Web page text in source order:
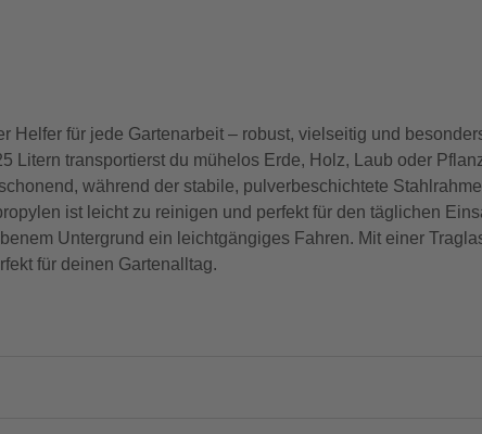
Helfer für jede Gartenarbeit – robust, vielseitig und
Litern transportierst du mühelos Erde, Holz, Laub oder
während der stabile, pulverbeschichtete
ist leicht zu reinigen und perfekt für den täglichen
Untergrund ein leichtgängiges Fahren. Mit einer
für deinen Gartenalltag.